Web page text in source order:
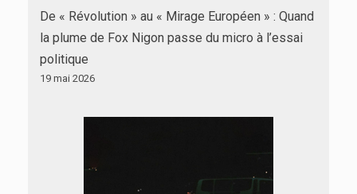
De « Révolution » au « Mirage Européen » : Quand
la plume de Fox Nigon passe du micro à l’essai
politique
19 mai 2026